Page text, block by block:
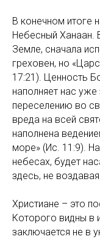
В конечном итоге
Небесный Ханаан.
Земле, сначала
греховен, но
17:21). Ценность
наполняет нас уже
переселению во
вреда на всей
наполнена
море» (Ис. 11:9).
небесах, будет
здесь, не
Христиане – это
Которого видны в
заключается не в